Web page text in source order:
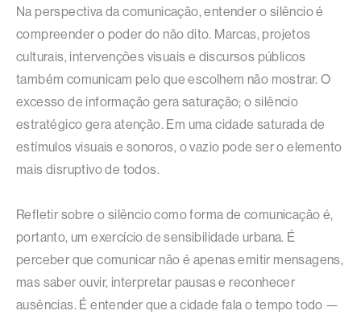
Na perspectiva da comunicação, entender o silêncio é
compreender o poder do não dito. Marcas, projetos
culturais, intervenções visuais e discursos públicos
também comunicam pelo que escolhem não mostrar. O
excesso de informação gera saturação; o silêncio
estratégico gera atenção. Em uma cidade saturada de
estímulos visuais e sonoros, o vazio pode ser o elemento
mais disruptivo de todos.
Refletir sobre o silêncio como forma de comunicação é,
portanto, um exercício de sensibilidade urbana. É
perceber que comunicar não é apenas emitir mensagens,
mas saber ouvir, interpretar pausas e reconhecer
ausências. É entender que a cidade fala o tempo todo —